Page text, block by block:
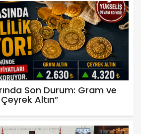
Son Durum: Gram ve
Çeyrek Altın”